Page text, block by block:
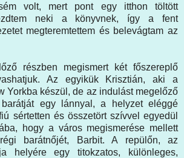
volt, mert pont egy itthon töltött
neki a könyvnek, így a fent
megteremtettem és belevágtam az
részben megismert két főszereplő
Az egyikük Krisztián, aki a
Yorkba készül, de az indulást megelőző
egy lánnyal, a helyzet eléggé
sértetten és összetört szívvel egyedül
hogy a város megismerése mellett
barátnőjét, Barbit. A repülőn, az
helyére egy titokzatos, különleges,